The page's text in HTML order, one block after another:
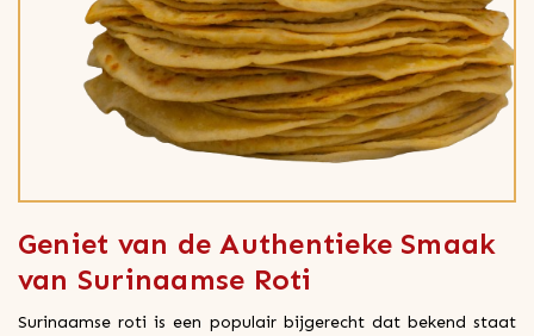
Geniet van de Authentieke Smaak
van Surinaamse Roti
Surinaamse roti is een populair bijgerecht dat bekend staat